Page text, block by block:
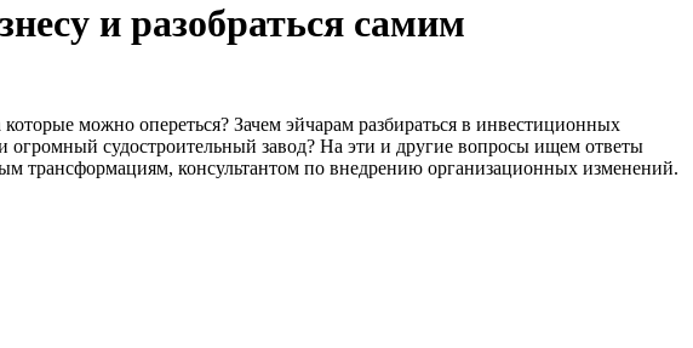
и разобраться самим
можно опереться? Зачем эйчарам разбираться в инвестиционных
огромный судостроительный завод? На эти и другие вопросы ищем ответы
трансформациям, консультантом по внедрению организационных изменений.